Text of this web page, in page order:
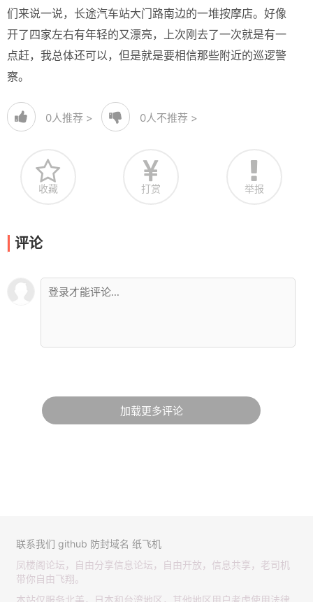
们来说一说，长途汽车站大门路南边的一堆按摩店。好像
开了四家左右有年轻的又漂亮，上次刚去了一次就是有一
点赶，我总体还可以，但是就是要相信那些附近的巡逻警
察。
0人推荐 > 0人不推荐 >
收藏 打赏 举报
评论
加载更多评论
联系我们 github 防封域名 纸飞机
凤楼阁论坛，自由分享信息论坛，自由开放，信息共享，老司机
带你自由飞翔。
本站仅服务北美，日本和台湾地区，其他地区用户考虑使用法律